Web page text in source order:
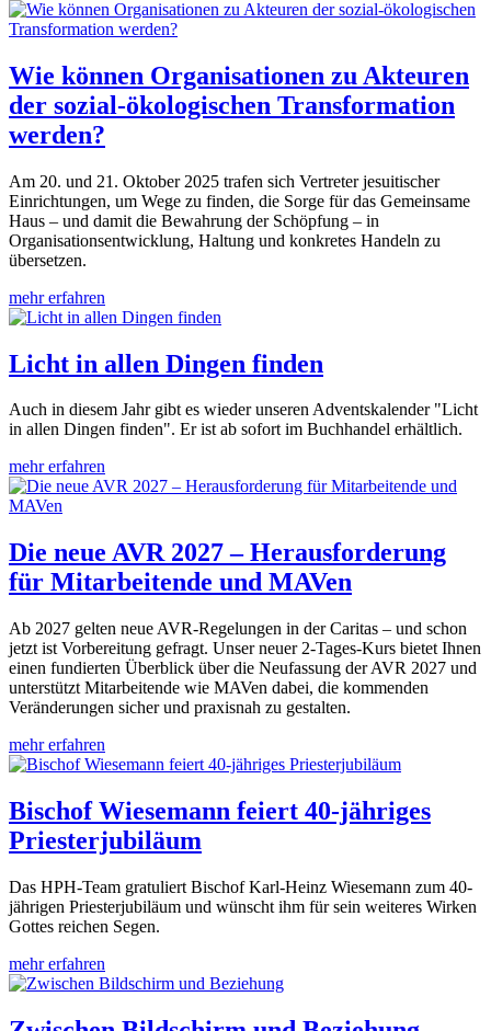
Wie können Organisationen zu Akteuren
der sozial-ökologischen Transformation
werden?
Am 20. und 21. Oktober 2025 trafen sich Vertreter jesuitischer
Einrichtungen, um Wege zu finden, die Sorge für das Gemeinsame
Haus – und damit die Bewahrung der Schöpfung – in
Organisationsentwicklung, Haltung und konkretes Handeln zu
übersetzen.
mehr erfahren
Licht in allen Dingen finden
Auch in diesem Jahr gibt es wieder unseren Adventskalender "Licht
in allen Dingen finden". Er ist ab sofort im Buchhandel erhältlich.
mehr erfahren
Die neue AVR 2027 – Herausforderung
für Mitarbeitende und MAVen
Ab 2027 gelten neue AVR-Regelungen in der Caritas – und schon
jetzt ist Vorbereitung gefragt. Unser neuer 2-Tages-Kurs bietet Ihnen
einen fundierten Überblick über die Neufassung der AVR 2027 und
unterstützt Mitarbeitende wie MAVen dabei, die kommenden
Veränderungen sicher und praxisnah zu gestalten.
mehr erfahren
Bischof Wiesemann feiert 40-jähriges
Priesterjubiläum
Das HPH-Team gratuliert Bischof Karl-Heinz Wiesemann zum 40-
jährigen Priesterjubiläum und wünscht ihm für sein weiteres Wirken
Gottes reichen Segen.
mehr erfahren